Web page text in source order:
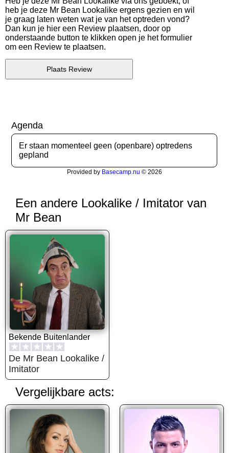
heb je deze Mr Bean Lookalike ergens gezien en wil
je graag laten weten wat je van het optreden vond?
Dan kun je hier een Review plaatsen, door op
onderstaande button te klikken open je het formulier
om een Review te plaatsen.
Plaats Review
Agenda
Er staan momenteel geen (openbare) optredens
gepland
Provided by Basecamp.nu © 2026
Een andere Lookalike / Imitator van
Mr Bean
Bekende Buitenlander
★ ★ ★ ★ ★
De Mr Bean Lookalike /
Imitator
Vergelijkbare acts: